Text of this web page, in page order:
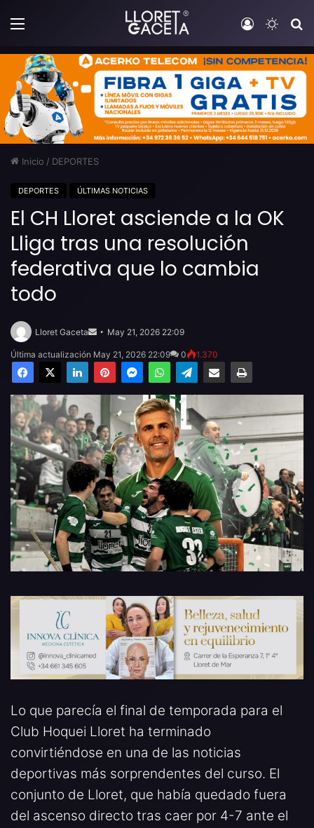
Menú Iniciar
Inicio / DEPORTES
DEPORTES ÚLTIMAS NOTICIAS
El CH Lloret asciende a la OK
Lliga tras una resolución
federativa que lo cambia
todo
Lloret Gaceta
email
May 21, 2026 22:09
Última actualización May 21, 2026 22:09 0 1.370
Facebook
X LinkedInPinterestMessengerWhatsAppTelegramCompartir por email Imprimir
Lo que parecía el final de temporada para el
Club Hoquei Lloret ha terminado
convirtiéndose en una de las noticias
deportivas más sorprendentes del curso. El
conjunto de Lloret, que había quedado fuera
del ascenso directo tras caer por 4-7 ante el